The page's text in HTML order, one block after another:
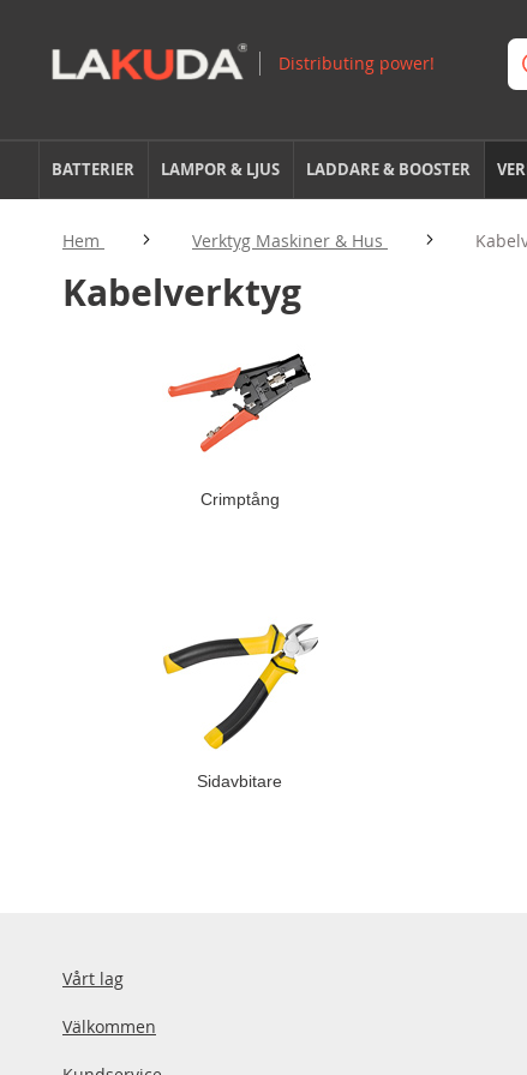
BATTERIER LAMPOR & LJUS LADDARE & BOOSTER
Hem Verktyg Maskiner & Hus
Kabelverktyg
Crimptång
Sidavbitare
Vårt lag
Välkommen